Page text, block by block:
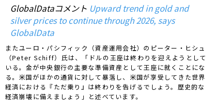
GlobalDataコメント Upward trend in gold and
silver prices to continue through 2026, says
GlobalData
またユーロ・パシフィック（資産運用会社）のピーター・ヒシュ
（Peter Schiff）氏は、「ドルの王座は終わりを迎えようとして
いる。金が中央銀行の主要な準備資産として王座に就くことにな
る。米国がほかの通貨に対して暴落し、米国が享受してきた世界
経済における『ただ乗り』は終わりを告げるでしょう。歴史的な
経済崩壊に備えましょう」と述べています。